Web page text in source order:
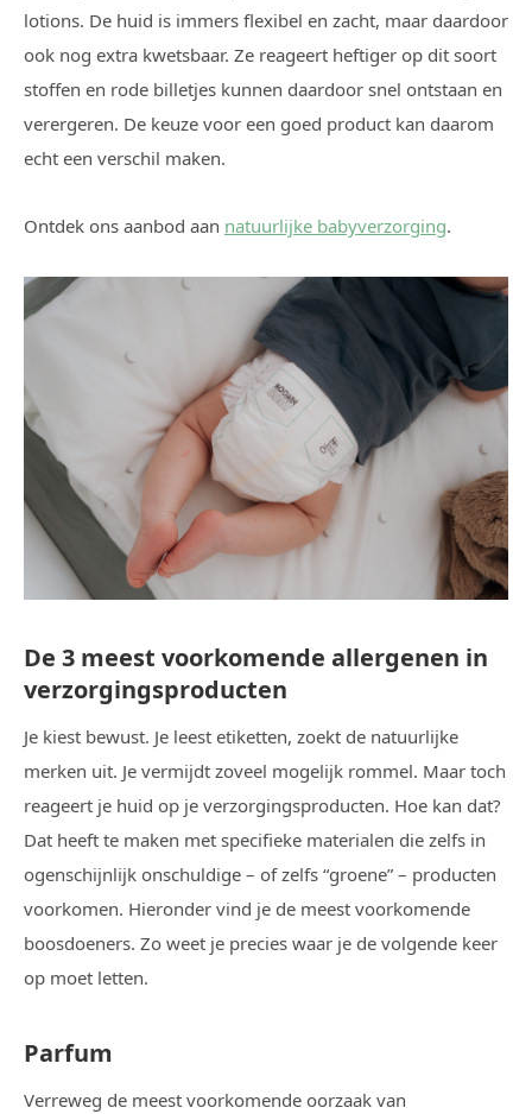
lotions. De huid is immers flexibel en zacht, maar daardoor
ook nog extra kwetsbaar. Ze reageert heftiger op dit soort
stoffen en rode billetjes kunnen daardoor snel ontstaan en
verergeren. De keuze voor een goed product kan daarom
echt een verschil maken.
Ontdek ons aanbod aan natuurlijke babyverzorging.
De 3 meest voorkomende allergenen in
verzorgingsproducten
Je kiest bewust. Je leest etiketten, zoekt de natuurlijke
merken uit. Je vermijdt zoveel mogelijk rommel. Maar toch
reageert je huid op je verzorgingsproducten. Hoe kan dat?
Dat heeft te maken met specifieke materialen die zelfs in
ogenschijnlijk onschuldige – of zelfs “groene” – producten
voorkomen. Hieronder vind je de meest voorkomende
boosdoeners. Zo weet je precies waar je de volgende keer
op moet letten.
Parfum
Verreweg de meest voorkomende oorzaak van